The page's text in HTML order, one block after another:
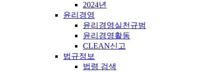
2024년
윤리경영
윤리경영실천규범
윤리경영활동
CLEAN신고
법규정보
법령 검색